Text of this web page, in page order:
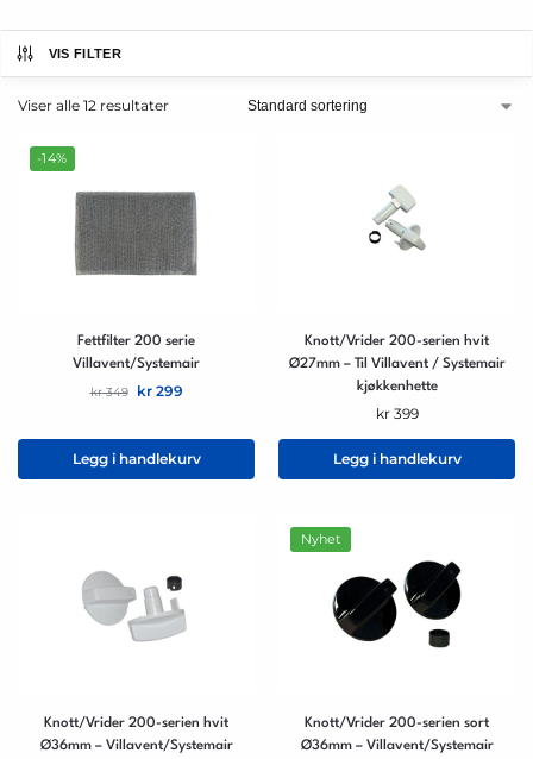
VIS FILTER
Viser alle 12 resultater
-14%
Fettfilter 200 serie
Villavent/Systemair
kr349 kr299
Legg i handlekurv
Knott/Vrider 200-serien hvit
Ø27mm – Til Villavent / Systemair
kjøkkenhette
kr399
Legg i handlekurv
Knott/Vrider 200-serien hvit
Ø36mm – Villavent/Systemair
Nyhet
Knott/Vrider 200-serien sort
Ø36mm – Villavent/Systemair